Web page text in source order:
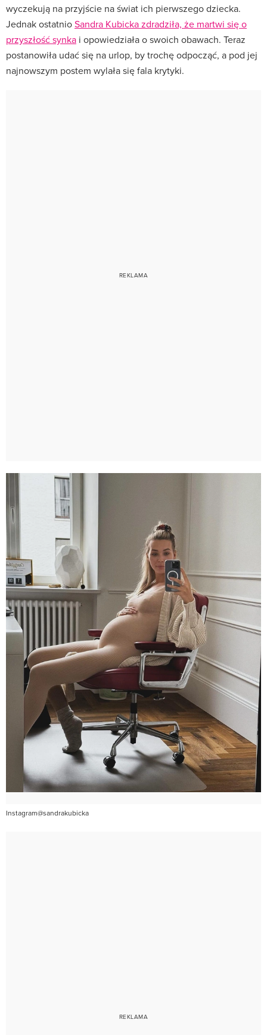
wyczekują na przyjście na świat ich pierwszego dziecka.
Jednak ostatnioSandra Kubicka zdradziła, że martwi się o
przyszłość synka i opowiedziała o swoich obawach. Teraz
postanowiła udać się na urlop, by trochę odpocząć, a pod jej
najnowszym postem wylała się fala krytyki.
Instagram@sandrakubicka